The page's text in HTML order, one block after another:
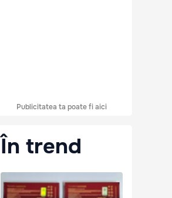
Publicitatea ta poate fi aici
În trend